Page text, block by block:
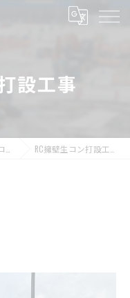
設工事
RC擁壁生コン打設工事